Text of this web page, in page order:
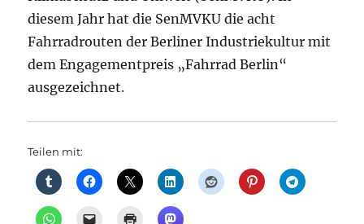
diesem Jahr hat die SenMVKU die acht
Fahrradrouten der Berliner Industriekultur mit
dem Engagementpreis „Fahrrad Berlin“
ausgezeichnet.
Teilen mit: